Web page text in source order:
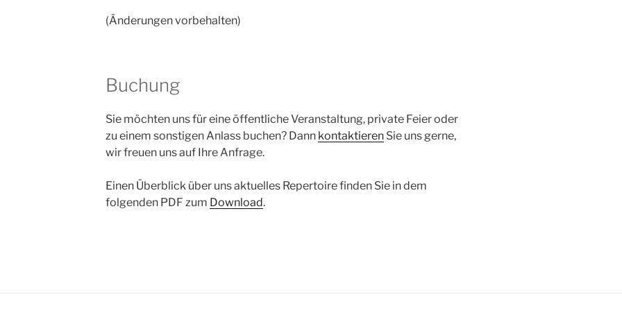
(Änderungen vorbehalten)
Buchung
Sie möchten uns für eine öffentliche Veranstaltung, private Feier oder
zu einem sonstigen Anlass buchen? Dann kontaktierenSie uns gerne,
wir freuen uns auf Ihre Anfrage.
Einen Überblick über uns aktuelles Repertoire finden Sie in dem
folgenden PDF zum Download.